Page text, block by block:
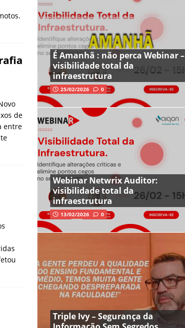
de
entre
É Amanhã : não perca Webinar –
visibilidade total da
infraestrutura
25/02/2026 0
Webinar Netwrix Auditor:
visibilidade total da
infraestrutura
13/02/2026 0
Triple Ivy – Segurança da